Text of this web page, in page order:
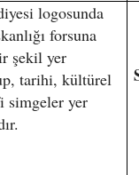
logosunda
forsuna
şekil yer
tarihi, kültürel
simgeler yer